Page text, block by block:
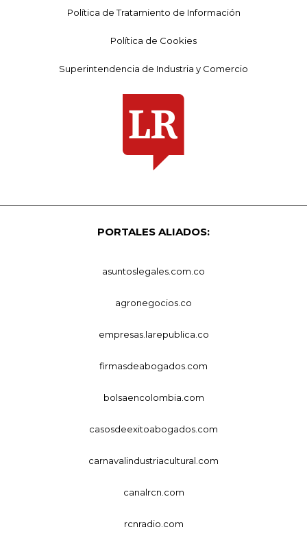
Política de Tratamiento de Información
Política de Cookies
Superintendencia de Industria y Comercio
PORTALES ALIADOS:
asuntoslegales.com.co
agronegocios.co
empresas.larepublica.co
firmasdeabogados.com
bolsaencolombia.com
casosdeexitoabogados.com
carnavalindustriacultural.com
canalrcn.com
rcnradio.com